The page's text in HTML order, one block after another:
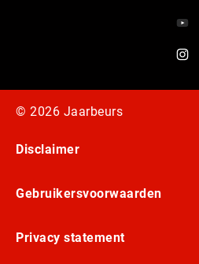
© 2026 Jaarbeurs
Disclaimer
Gebruikersvoorwaarden
Privacy statement